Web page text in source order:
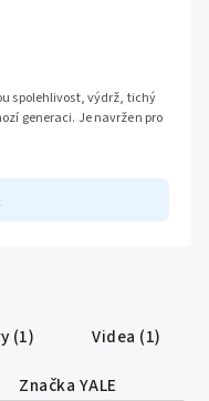
spolehlivost, výdrž, tichý
generaci. Je navržen pro
(1)
Videa (1)
Značka YALE